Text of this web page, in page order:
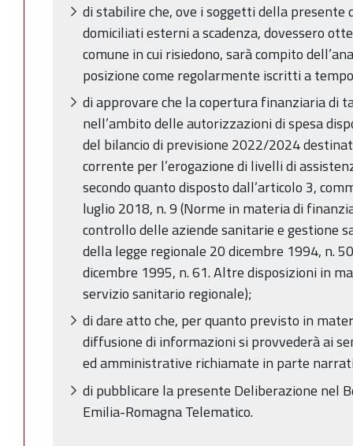
di stabilire che, ove i soggetti della presente
domiciliati esterni a scadenza, dovessero
comune in cui risiedono, sarà compito
posizione come regolarmente iscritti a
di approvare che la copertura finanziaria di
nell’ambito delle autorizzazioni di spesa
del bilancio di previsione 2022/2024
corrente per l’erogazione di livelli di
secondo quanto disposto dall’articolo 3,
luglio 2018, n. 9 (Norme in materia di
controllo delle aziende sanitarie e gestione
della legge regionale 20 dicembre 1994, n.
dicembre 1995, n. 61. Altre disposizioni in
servizio sanitario regionale);
di dare atto che, per quanto previsto in
diffusione di informazioni si provvederà ai
ed amministrative richiamate in parte
di pubblicare la presente Deliberazione nel
Emilia-Romagna Telematico.